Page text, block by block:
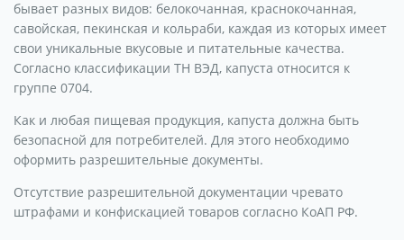
бывает разных видов: белокочанная, краснокочанная,
савойская, пекинская и кольраби, каждая из которых имеет
свои уникальные вкусовые и питательные качества.
Согласно классификации ТН ВЭД, капуста относится к
группе 0704.
Как и любая пищевая продукция, капуста должна быть
безопасной для потребителей. Для этого необходимо
оформить разрешительные документы.
Отсутствие разрешительной документации чревато
штрафами и конфискацией товаров согласно КоАП РФ.